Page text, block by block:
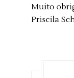
Muito
Priscila